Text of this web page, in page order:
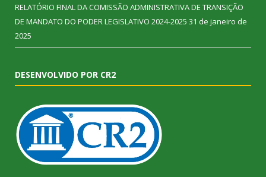
RELATÓRIO FINAL DA COMISSÃO ADMINISTRATIVA DE TRANSIÇÃO
DE MANDATO DO PODER LEGISLATIVO 2024-2025 31 de janeiro de
2025
DESENVOLVIDO POR CR2